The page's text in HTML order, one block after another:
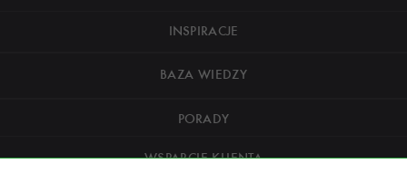
INSPIRACJE
BAZA WIEDZY
PORADY
WSPARCIE KLIENTA